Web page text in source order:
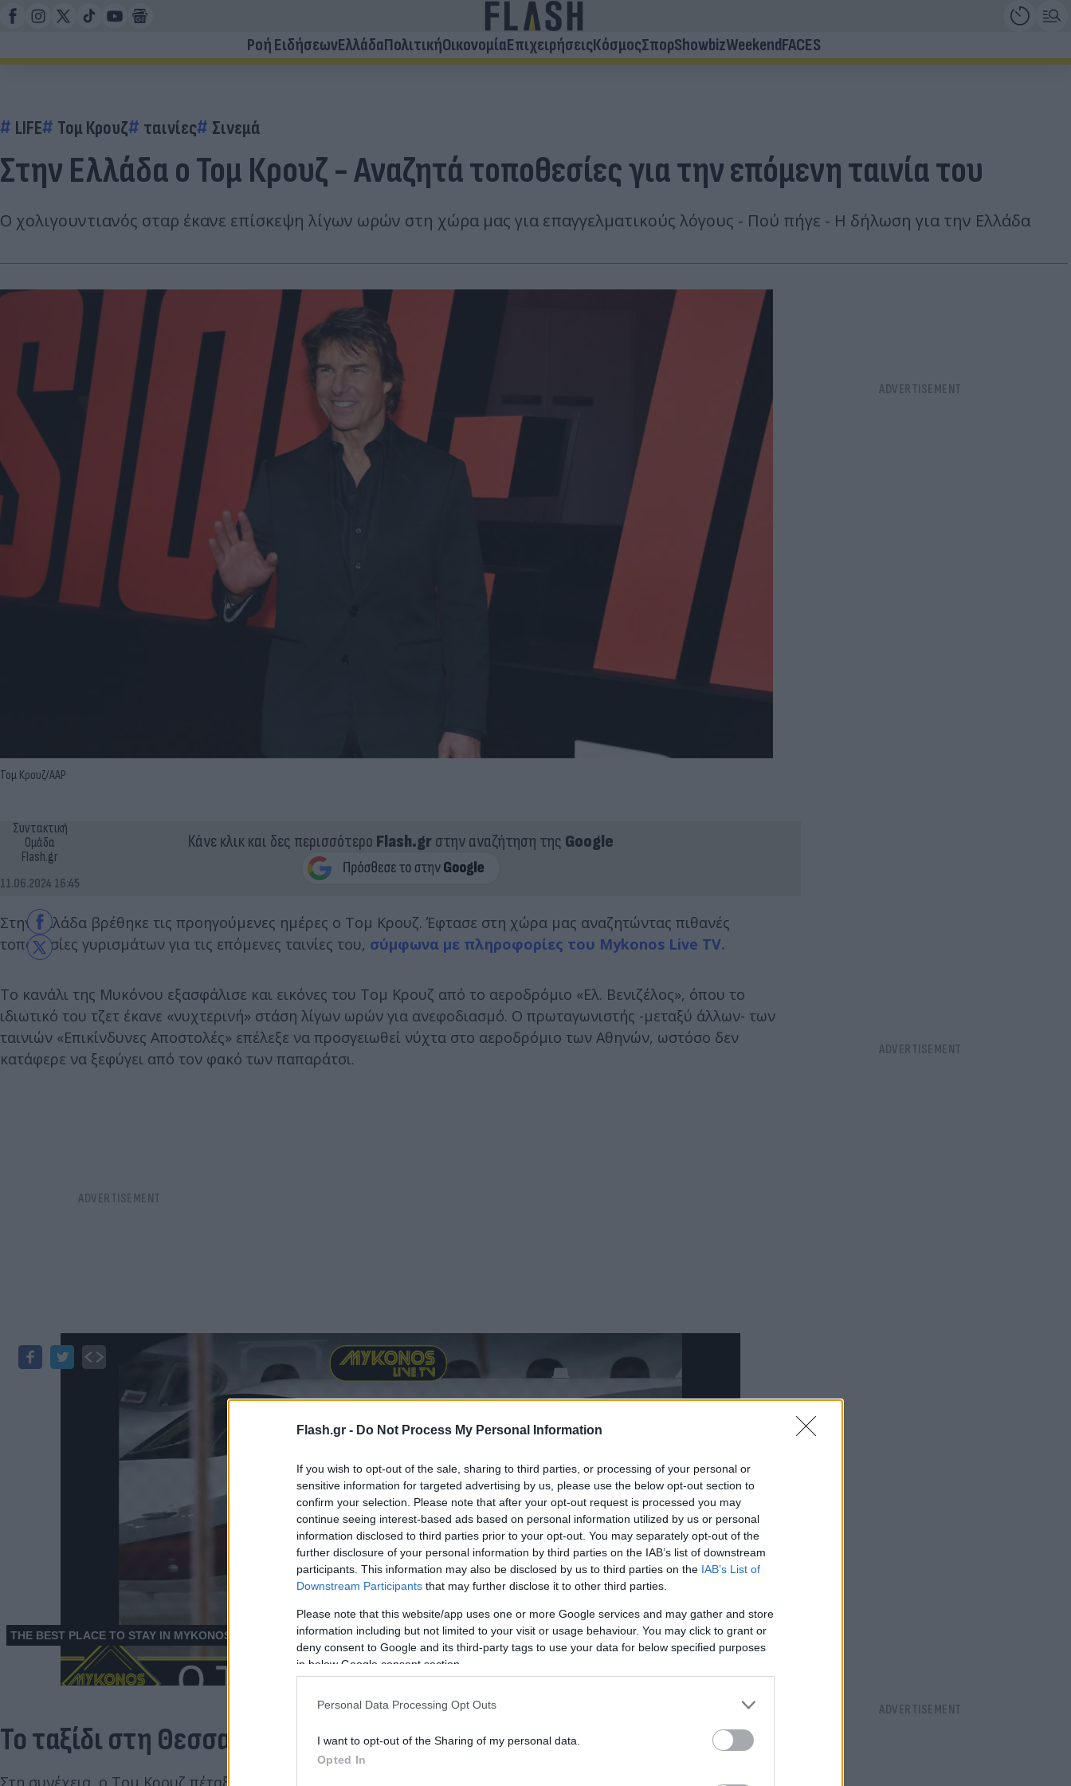
Flash.gr - Do Not Process My Personal Information
If you wish to opt-out of the sale, sharing to third parties, or processing of your personal or
sensitive information for targeted advertising by us, please use the below opt-out section to
confirm your selection. Please note that after your opt-out request is processed you may
continue seeing interest-based ads based on personal information utilized by us or personal
information disclosed to third parties prior to your opt-out. You may separately opt-out of the
further disclosure of your personal information by third parties on the IAB’s list of downstream
participants. This information may also be disclosed by us to third parties on the IAB’s List of
Downstream Participants that may further disclose it to other third parties.
Please note that this website/app uses one or more Google services and may gather and store
information including but not limited to your visit or usage behaviour. You may click to grant or
deny consent to Google and its third-party tags to use your data for below specified purposes
in below Google consent section.
Personal Data Processing Opt Outs
I want to opt-out of the Sharing of my personal data.
Opted In
Ροή ΕιδήσεωνΕλλάδαΠολιτικήΟικονομίαΕπιχειρήσειςΚόσμοςΣπορShowbizWeekendFACES
LIFE Τομ Κρουζ ταινίες Σινεμά
Στην Ελλάδα ο Τομ Κρουζ - Αναζητά τοποθεσίες για την επόμενη ταινία του
Ο χολιγουντιανός σταρ έκανε επίσκεψη λίγων ωρών στη χώρα μας για επαγγελματικούς λόγους - Πού πήγε - Η δήλωση για την Ελλάδα
Τομ Κρουζ/AAP
Συντακτική
Ομάδα
Flash.gr
11.06.2024 16:45
Κάνε κλικ και δες περισσότερο Flash.grστην αναζήτηση της Google
Στην Ελλάδα βρέθηκε τις προηγούμενες ημέρες ο Τομ Κρουζ. Έφτασε στη χώρα μας αναζητώντας πιθανές
τοποθεσίες γυρισμάτων για τις επόμενες ταινίες του, σύμφωνα με πληροφορίες του Mykonos Live TV.
Το κανάλι της Μυκόνου εξασφάλισε και εικόνες του Τομ Κρουζ από το αεροδρόμιο «Ελ. Βενιζέλος», όπου το
ιδιωτικό του τζετ έκανε «νυχτερινή» στάση λίγων ωρών για ανεφοδιασμό. Ο πρωταγωνιστής -μεταξύ άλλων- των
ταινιών «Επικίνδυνες Αποστολές» επέλεξε να προσγειωθεί νύχτα στο αεροδρόμιο των Αθηνών, ωστόσο δεν
κατάφερε να ξεφύγει από τον φακό των παπαράτσι.
Το ταξίδι στη Θεσσαλονίκη
Στη συνέχεια, ο Τομ Κρουζ πέταξε για Θεσσαλονίκη όπου έμεινε για μιάμιση μέρα. Σύμφωνα με πληροφορίες, ο